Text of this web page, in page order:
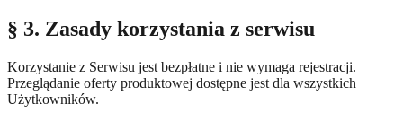
§ 3. Zasady korzystania z serwisu
Korzystanie z Serwisu jest bezpłatne i nie wymaga rejestracji.
Przeglądanie oferty produktowej dostępne jest dla wszystkich
Użytkowników.